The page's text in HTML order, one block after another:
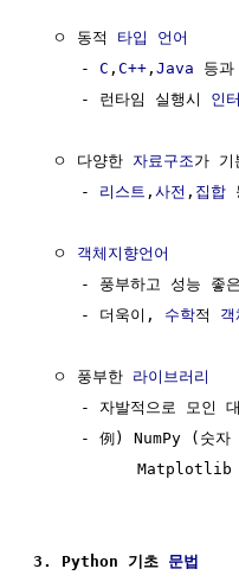
  ㅇ 동적
타입
언어
     -
C , C++ , Java 등
     - 런타임 실행시
인
  ㅇ 다양한
자료구조가 기
     -
리스트 , 사전 , 집합
  ㅇ
객체지향언어
- 풍부하고 성능 좋
     - 더욱이,
수학적 객
  ㅇ 풍부한
라이브러리
- 자발적으로 모인
     - 例) NumPy (숫자
Matplotlib
3. Python 기초 문법